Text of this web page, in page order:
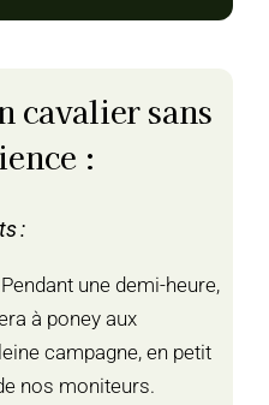
cavalier sans
:
:
une demi-heure,
à poney aux
campagne, en petit
nos moniteurs.